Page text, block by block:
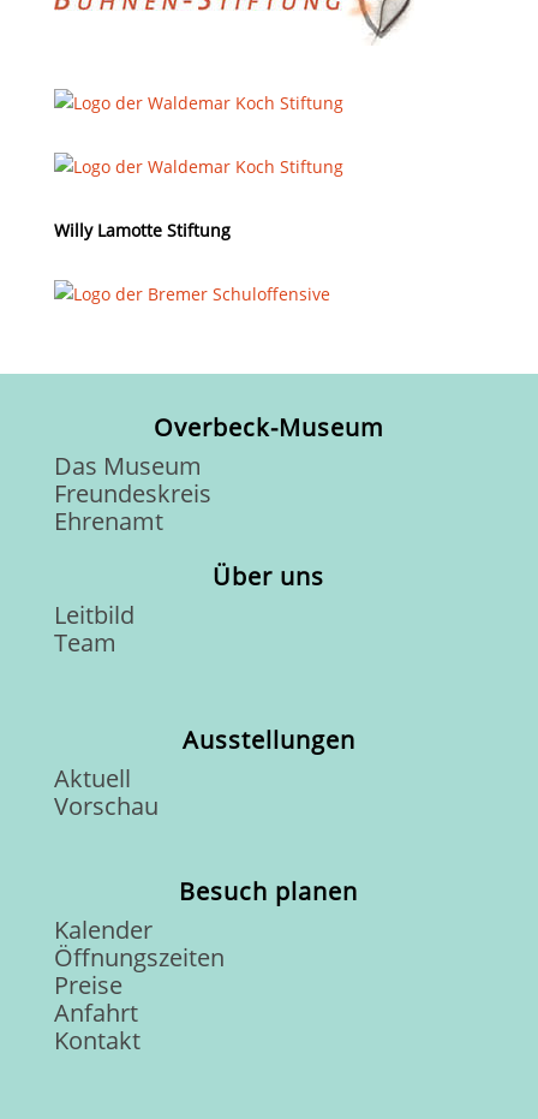
Willy Lamotte Stiftung
Overbeck-Museum
Das Museum
Freundeskreis
Ehrenamt
Über uns
Leitbild
Team
Ausstellungen
Aktuell
Vorschau
Besuch planen
Kalender
Öffnungszeiten
Preise
Anfahrt
Kontakt